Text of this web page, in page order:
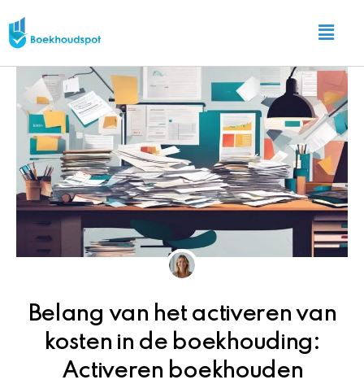
naar
de
Main
Menu
Belang van het activeren van
kosten in de boekhouding:
Activeren boekhouden